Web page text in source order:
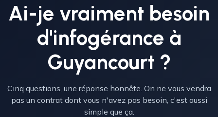
Ai-je vraiment besoin
d'infogérance à
Guyancourt ?
Cinq questions, une réponse honnête. On ne vous vendra
pas un contrat dont vous n'avez pas besoin, c'est aussi
simple que ça.